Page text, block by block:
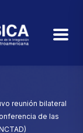
reunión bilateral
de las